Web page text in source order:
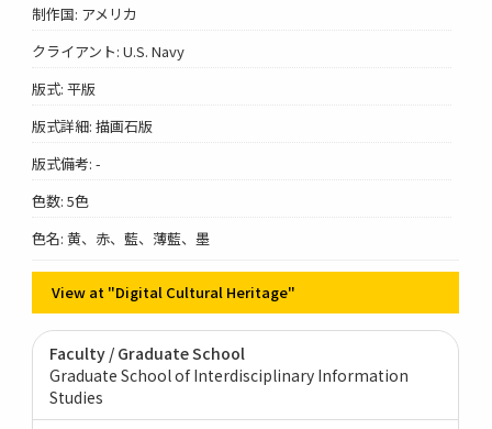
制作国: アメリカ
クライアント: U.S. Navy
版式: 平版
版式詳細: 描画石版
版式備考: -
色数: 5色
色名: 黄、赤、藍、薄藍、墨
View at "Digital Cultural Heritage"
Faculty / Graduate School
Graduate School of Interdisciplinary Information
Studies